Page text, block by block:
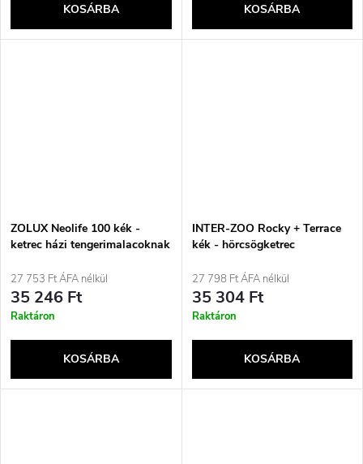
KOSÁRBA KOSÁRBA
ZOLUX Neolife 100 kék -
ketrec házi tengerimalacoknak
27 753 Ft ÁFA nélkül
35 246 Ft
Raktáron
KOSÁRBA
INTER-ZOO Rocky + Terrace
kék - hörcsögketrec
27 798 Ft ÁFA nélkül
35 304 Ft
Raktáron
KOSÁRBA